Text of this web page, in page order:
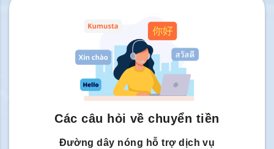
Các câu hỏi về chuyển tiền
Đường dây nóng hỗ trợ dịch vụ